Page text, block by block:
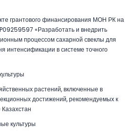
грантового финансирования МОН РК на
«Разработать и внедрить
процессом сахарной свеклы для
интенсификации в системе точного
растений, включенные в
достижений, рекомендуемых к
культуры